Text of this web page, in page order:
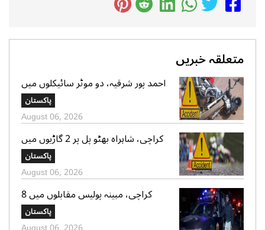
متعلقہ خبریں
احمد پور شرقیہ، دو موٹر سائیکلوں میں
پاکستان
August 06, 2026
کراچی، شاہراہ بھٹو پل پر 2 گاڑیوں میں
پاکستان
August 06, 2026
کراچی، مبینہ پولیس مقابلوں میں 8
زخمی سمیت 12 ڈاکو گرفتار، اسلحہ،
موبائل فونز، کیش رقم اور موٹر سائیکلیں
پاکستان